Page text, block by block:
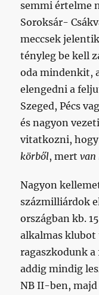
semmi értelme
Soroksár-
meccsek
tényleg be kell
oda mindenkit,
elengedni a
Szeged, Pécs
és nagyon
vitatkozni,
körből, mertvan
Nagyon
százmilliárdok
országban kb.
alkalmas klubot
ragaszkodunk a
addig mindig
NB II-ben,